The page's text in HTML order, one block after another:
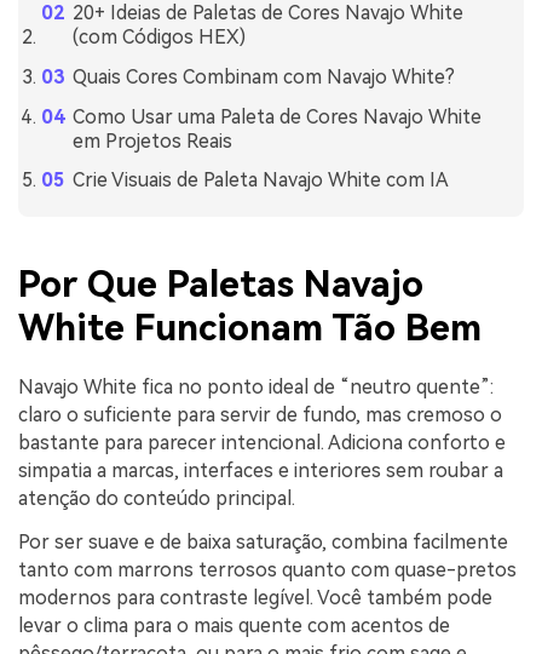
20+ Ideias de Paletas de Cores Navajo White
(com Códigos HEX)
Quais Cores Combinam com Navajo White?
Como Usar uma Paleta de Cores Navajo White
em Projetos Reais
Crie Visuais de Paleta Navajo White com IA
Por Que Paletas Navajo
White Funcionam Tão Bem
Navajo White fica no ponto ideal de “neutro quente”:
claro o suficiente para servir de fundo, mas cremoso o
bastante para parecer intencional. Adiciona conforto e
simpatia a marcas, interfaces e interiores sem roubar a
atenção do conteúdo principal.
Por ser suave e de baixa saturação, combina facilmente
tanto com marrons terrosos quanto com quase-pretos
modernos para contraste legível. Você também pode
levar o clima para o mais quente com acentos de